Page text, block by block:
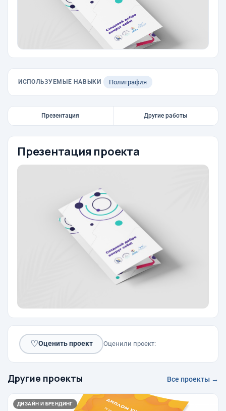
ИСПОЛЬЗУЕМЫЕ НАВЫКИ Полиграфия
Презентация Другие работы
Презентация проекта
♡Оценить проект Оценили проект:
Другие проекты Все проекты →
ДИЗАЙН И БРЕНДИНГ